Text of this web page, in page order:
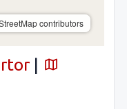
contributors
|